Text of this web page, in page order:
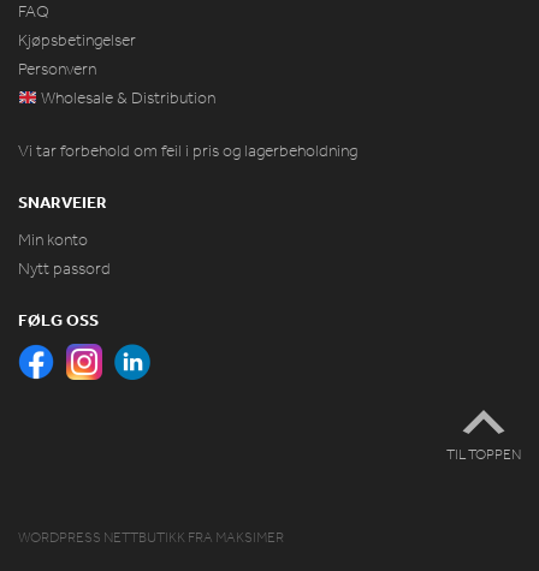
FAQ
Kjøpsbetingelser
Personvern
Wholesale & Distribution
Vi tar forbehold om feil i pris og lagerbeholdning
SNARVEIER
Min konto
Nytt passord
FØLG OSS
TIL TOPPEN
WORDPRESS NETTBUTIKK FRA MAKSIMER